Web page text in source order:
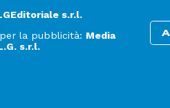
s.r.l.
la pubblicità: Media
s.r.l.